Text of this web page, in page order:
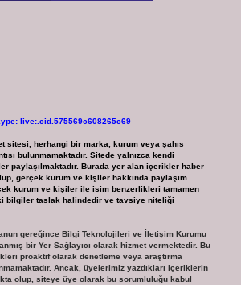
live:.cid.575569c608265c69
sitesi, herhangi bir marka, kurum veya şahıs
bulunmamaktadır. Sitede yalnızca kendi
paylaşılmaktadır. Burada yer alan içerikler haber
gerçek kurum ve kişiler hakkında paylaşım
kurum ve kişiler ile isim benzerlikleri tamamen
bilgiler taslak halindedir ve tavsiye niteliği
gereğince Bilgi Teknolojileri ve İletişim Kurumu
bir Yer Sağlayıcı olarak hizmet vermektedir. Bu
proaktif olarak denetleme veya araştırma
Ancak, üyelerimiz yazdıkları içeriklerin
olup, siteye üye olarak bu sorumluluğu kabul